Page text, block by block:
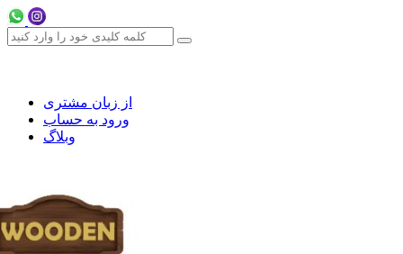
از زبان مشتری
ورود به حساب
وبلاگ